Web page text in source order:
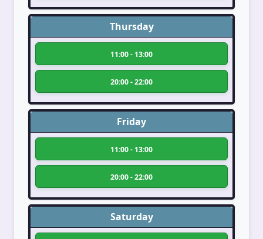
Thursday
11:00 - 13:00
20:00 - 22:00
Friday
11:00 - 13:00
20:00 - 22:00
Saturday